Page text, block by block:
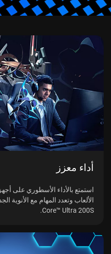
أداء معزز
Core™ Ultra 200S.